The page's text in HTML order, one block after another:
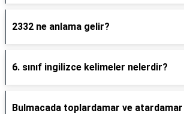
2332 ne anlama gelir?
6. sınıf ingilizce kelimeler nelerdir?
Bulmacada toplardamar ve